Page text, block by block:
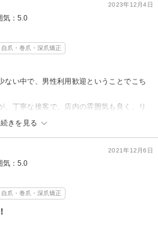
2023年12月4日
気：5.0
自爪・巻爪・深爪矯正
続きを見る
ない中で、男性利用歓迎ということでこち
、丁寧な接客で、店内の雰囲気も良く、リ
た。
とうございました。
と伺い、安心いたしました。
て行きましょう。
2021年12月6日
気：5.0
自爪・巻爪・深爪矯正